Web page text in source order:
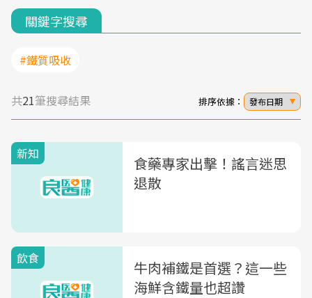
關鍵字搜尋
#鐵質吸收
共21筆搜尋結果 排序依據： 發布日期
新知
食藥專家出擊！謠言迷思
退散
飲食
牛肉補鐵是首選？這一些
海鮮含鐵量也超讚